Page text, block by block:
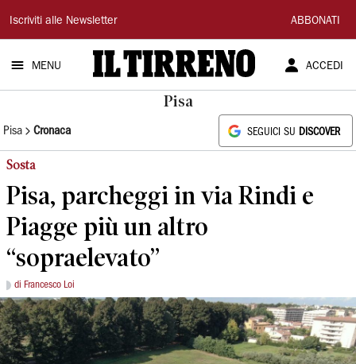
Il
Tirreno
Iscriviti alle Newsletter ABBONATI
MENU ACCEDI
Pisa
Pisa Cronaca SEGUICI SU DISCOVER
Sosta
Pisa, parcheggi in via Rindi e
Piagge più un altro
“sopraelevato”
di Francesco Loi